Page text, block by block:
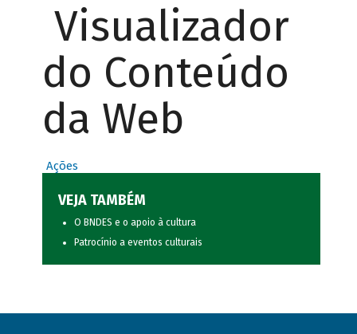
Visualizador
do Conteúdo
da Web
Ações
VEJA TAMBÉM
O BNDES e o apoio à cultura
Patrocínio a eventos culturais